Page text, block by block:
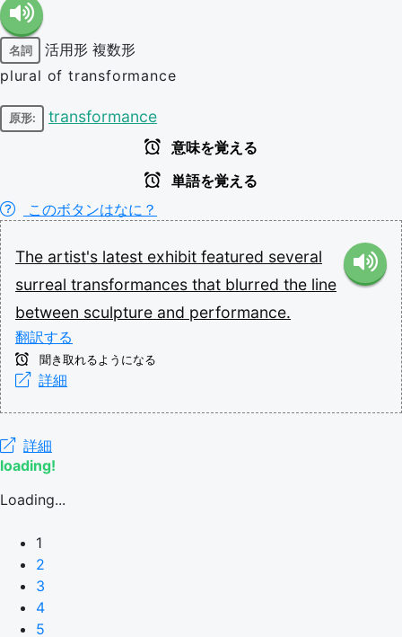
名詞 活用形 複数形
plural of transformance
原形: transformance
意味を覚える
単語を覚える
このボタンはなに？
The artist's latest exhibit featured several
surreal transformances that blurred the line
between sculpture and performance.
翻訳する
聞き取れるようになる
詳細
詳細
loading!
Loading...
1
2
3
4
5